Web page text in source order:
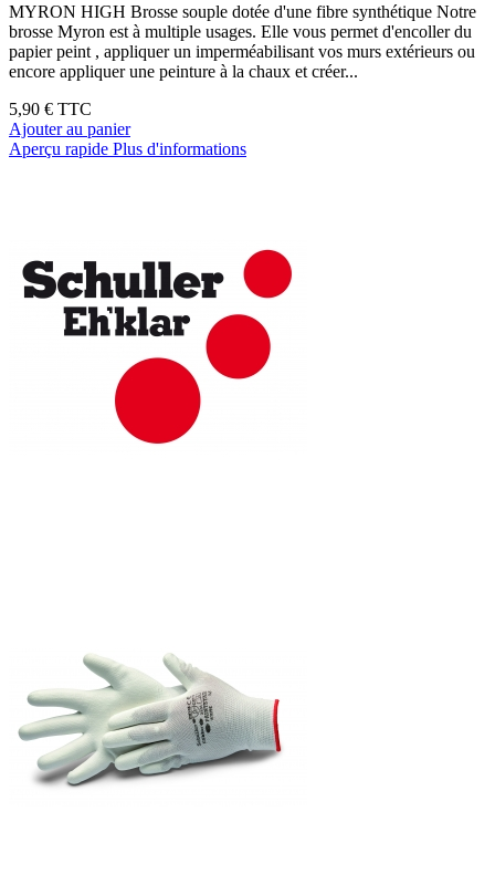
MYRON HIGH Brosse souple dotée d'une fibre synthétique Notre
brosse Myron est à multiple usages. Elle vous permet d'encoller du
papier peint , appliquer un imperméabilisant vos murs extérieurs ou
encore appliquer une peinture à la chaux et créer...
5,90 € TTC
Ajouter au panier
Aperçu rapide Plus d'informations